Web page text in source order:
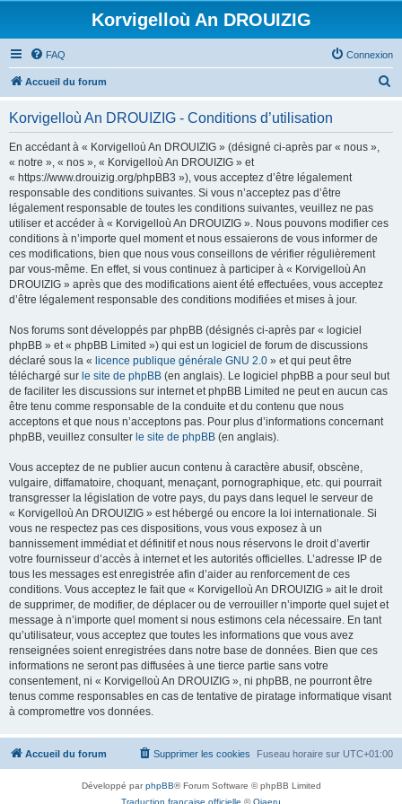
Korvigelloù An DROUIZIG
FAQ Connexion
Accueil du forum
Korvigelloù An DROUIZIG - Conditions d’utilisation
En accédant à « Korvigelloù An DROUIZIG » (désigné ci-après par « nous »,
« notre », « nos », « Korvigelloù An DROUIZIG » et
« https://www.drouizig.org/phpBB3 »), vous acceptez d’être légalement
responsable des conditions suivantes. Si vous n’acceptez pas d’être
légalement responsable de toutes les conditions suivantes, veuillez ne pas
utiliser et accéder à « Korvigelloù An DROUIZIG ». Nous pouvons modifier ces
conditions à n’importe quel moment et nous essaierons de vous informer de
ces modifications, bien que nous vous conseillons de vérifier régulièrement
par vous-même. En effet, si vous continuez à participer à « Korvigelloù An
DROUIZIG » après que des modifications aient été effectuées, vous acceptez
d’être légalement responsable des conditions modifiées et mises à jour.
Nos forums sont développés par phpBB (désignés ci-après par « logiciel
phpBB » et « phpBB Limited ») qui est un logiciel de forum de discussions
déclaré sous la « licence publique générale GNU 2.0 » et qui peut être
téléchargé sur le site de phpBB (en anglais). Le logiciel phpBB a pour seul but
de faciliter les discussions sur internet et phpBB Limited ne peut en aucun cas
être tenu comme responsable de la conduite et du contenu que nous
acceptons et que nous n’acceptons pas. Pour plus d’informations concernant
phpBB, veuillez consulter le site de phpBB (en anglais).
Vous acceptez de ne publier aucun contenu à caractère abusif, obscène,
vulgaire, diffamatoire, choquant, menaçant, pornographique, etc. qui pourrait
transgresser la législation de votre pays, du pays dans lequel le serveur de
« Korvigelloù An DROUIZIG » est hébergé ou encore la loi internationale. Si
vous ne respectez pas ces dispositions, vous vous exposez à un
bannissement immédiat et définitif et nous nous réservons le droit d’avertir
votre fournisseur d’accès à internet et les autorités officielles. L’adresse IP de
tous les messages est enregistrée afin d’aider au renforcement de ces
conditions. Vous acceptez le fait que « Korvigelloù An DROUIZIG » ait le droit
de supprimer, de modifier, de déplacer ou de verrouiller n’importe quel sujet et
message à n’importe quel moment si nous estimons cela nécessaire. En tant
qu’utilisateur, vous acceptez que toutes les informations que vous avez
renseignées soient enregistrées dans notre base de données. Bien que ces
informations ne seront pas diffusées à une tierce partie sans votre
consentement, ni « Korvigelloù An DROUIZIG », ni phpBB, ne pourront être
tenus comme responsables en cas de tentative de piratage informatique visant
à compromettre vos données.
Accueil du forum Fuseau horaire sur UTC+01:00
Supprimer les cookies
Développé parphpBB® Forum Software © phpBB Limited
Traduction française officielle ©Qiaeru